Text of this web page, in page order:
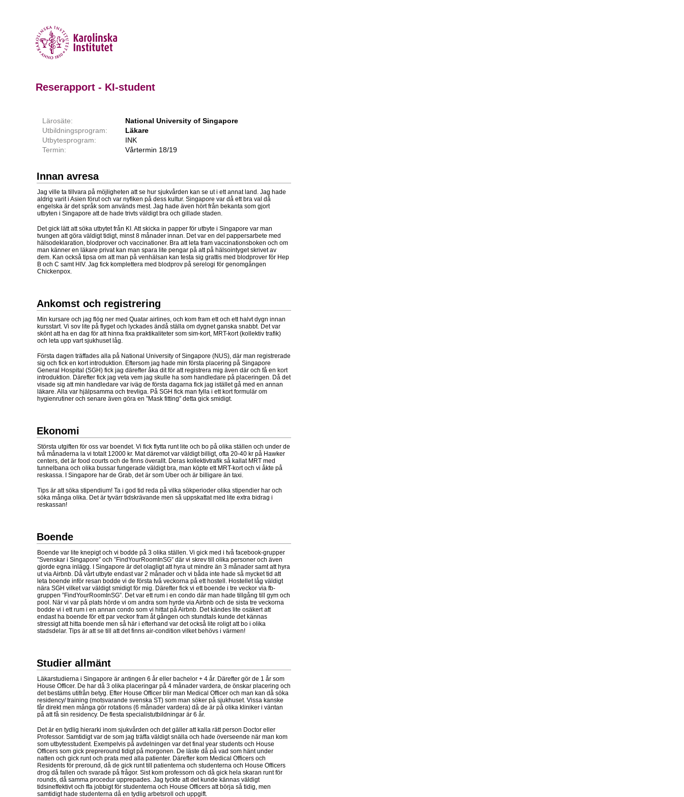
Reserapport - KI-student
Lärosäte:
National University of Singapore
Utbildningsprogram:
Läkare
Utbytesprogram:
INK
Termin:
Vårtermin 18/19
Innan avresa
Jag ville ta tillvara på möjligheten att se hur sjukvården kan se ut i ett annat land. Jag hade
aldrig varit i Asien förut och var nyfiken på dess kultur. Singapore var då ett bra val då
engelska är det språk som används mest. Jag hade även hört från bekanta som gjort
utbyten i Singapore att de hade trivts väldigt bra och gillade staden.
Det gick lätt att söka utbytet från KI. Att skicka in papper för utbyte i Singapore var man
tvungen att göra väldigt tidigt, minst 8 månader innan. Det var en del pappersarbete med
hälsodeklaration, blodprover och vaccinationer. Bra att leta fram vaccinationsboken och om
man känner en läkare privat kan man spara lite pengar på att på hälsointyget skrivet av
dem. Kan också tipsa om att man på venhälsan kan testa sig grattis med blodprover för Hep
B och C samt HIV. Jag fick komplettera med blodprov på serelogi för genomgången
Chickenpox.
Ankomst och registrering
Min kursare och jag flög ner med Quatar airlines, och kom fram ett och ett halvt dygn innan
kursstart. Vi sov lite på flyget och lyckades ändå ställa om dygnet ganska snabbt. Det var
skönt att ha en dag för att hinna fixa praktikaliteter som sim-kort, MRT-kort (kollektiv trafik)
och leta upp vart sjukhuset låg.
Första dagen träffades alla på National University of Singapore (NUS), där man registrerade
sig och fick en kort introduktion. Eftersom jag hade min första placering på Singapore
General Hospital (SGH) fick jag därefter åka dit för att registrera mig även där och få en kort
introduktion. Därefter fick jag veta vem jag skulle ha som handledare på placeringen. Då det
visade sig att min handledare var iväg de första dagarna fick jag istället gå med en annan
läkare. Alla var hjälpsamma och trevliga. På SGH fick man fylla i ett kort formulär om
hygienrutiner och senare även göra en ”Mask fitting” detta gick smidigt.
Ekonomi
Största utgiften för oss var boendet. Vi fick flytta runt lite och bo på olika ställen och under de
två månaderna la vi totalt 12000 kr. Mat däremot var väldigt billigt, ofta 20-40 kr på Hawker
centers, det är food courts och de finns överallt. Deras kollektivtrafik så kallat MRT med
tunnelbana och olika bussar fungerade väldigt bra, man köpte ett MRT-kort och vi åkte på
reskassa. I Singapore har de Grab, det är som Uber och är billigare än taxi.
Tips är att söka stipendium! Ta i god tid reda på vilka sökperioder olika stipendier har och
söka många olika. Det är tyvärr tidskrävande men så uppskattat med lite extra bidrag i
reskassan!
Boende
Boende var lite knepigt och vi bodde på 3 olika ställen. Vi gick med i två facebook-grupper
”Svenskar i Singapore” och ”FindYourRoomInSG” där vi skrev till olika personer och även
gjorde egna inlägg. I Singapore är det olagligt att hyra ut mindre än 3 månader samt att hyra
ut via Airbnb. Då vårt utbyte endast var 2 månader och vi båda inte hade så mycket tid att
leta boende inför resan bodde vi de första två veckorna på ett hostell. Hostellet låg väldigt
nära SGH vilket var väldigt smidigt för mig. Därefter fick vi ett boende i tre veckor via fb-
gruppen ”FindYourRoomInSG”. Det var ett rum i en condo där man hade tillgång till gym och
pool. När vi var på plats hörde vi om andra som hyrde via Airbnb och de sista tre veckorna
bodde vi i ett rum i en annan condo som vi hittat på Airbnb. Det kändes lite osäkert att
endast ha boende för ett par veckor fram åt gången och stundtals kunde det kännas
stressigt att hitta boende men så här i efterhand var det också lite roligt att bo i olika
stadsdelar. Tips är att se till att det finns air-condition vilket behövs i värmen!
Studier allmänt
Läkarstudierna i Singapore är antingen 6 år eller bachelor + 4 år. Därefter gör de 1 år som
House Officer. De har då 3 olika placeringar på 4 månader vardera, de önskar placering och
det bestäms utifrån betyg. Efter House Officer blir man Medical Officer och man kan då söka
residency/ training (motsvarande svenska ST) som man söker på sjukhuset. Vissa kanske
får direkt men många gör rotations (6 månader vardera) då de är på olika kliniker i väntan
på att få sin residency. De flesta specialistutbildningar är 6 år.
Det är en tydlig hierarki inom sjukvården och det gäller att kalla rätt person Doctor eller
Professor. Samtidigt var de som jag träffa väldigt snälla och hade överseende när man kom
som utbytesstudent. Exempelvis på avdelningen var det final year students och House
Officers som gick prepreround tidigt på morgonen. De läste då på vad som hänt under
natten och gick runt och prata med alla patienter. Därefter kom Medical Officers och
Residents för preround, då de gick runt till patienterna och studenterna och House Officers
drog då fallen och svarade på frågor. Sist kom professorn och då gick hela skaran runt för
rounds, då samma procedur upprepades. Jag tyckte att det kunde kännas väldigt
tidsineffektivt och ffa jobbigt för studenterna och House Officers att börja så tidig, men
samtidigt hade studenterna då en tydlig arbetsroll och uppgift.